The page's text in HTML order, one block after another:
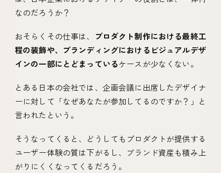
なのだろうか？
おそらくその仕事は、 プロダクト制作における最終工
程の装飾や、ブランディングにおけるビジュアルデザ
インの一部にとどまっているケースが少なくない。
とある日本の会社では、企画会議に出席したデザイナ
ーに対して「なぜあなたが参加してるのですか？」と
言われたという。
そうなってくると、どうしてもプロダクトが提供する
ユーザー体験の質は下がるし、ブランド資産も積み上
がりにくくなってくるだろう。